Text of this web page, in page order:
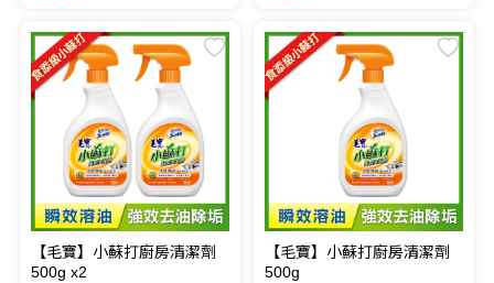
【毛寶】小蘇打廚房清潔劑
500g x2
【毛寶】小蘇打廚房清潔劑
500g